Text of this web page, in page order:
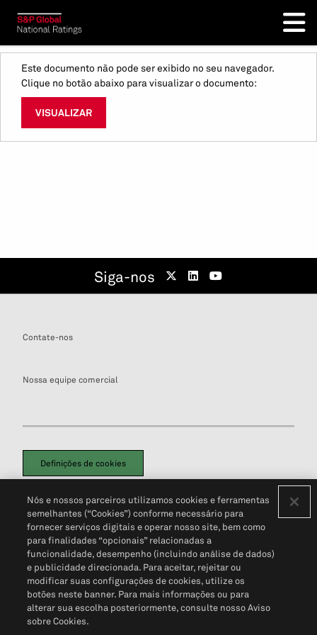
Este documento não pode ser exibido no seu navegador.
Clique no botão abaixo para visualizar o documento:
VISUALIZAR
Siga-nos
Contate-nos
Nossa equipe comercial
Definições de cookies
Política de PrivacidadePortal de privacidade do cliente (em inglês)
Não Venda Minhas Informações Pessoais© 2026 S&P Global
Nós e nossos parceiros utilizamos cookies e ferramentas
semelhantes (“Cookies”) conforme necessário para
fornecer serviços digitais e operar nosso site, bem como
para finalidades “opcionais” relacionadas a
funcionalidade, desempenho (incluindo análise de dados)
e publicidade direcionada. Para aceitar, rejeitar ou
modificar suas configurações de cookies, utilize os
botões neste banner. Para mais informações ou para
alterar sua escolha posteriormente, consulte nosso Aviso
sobre Cookies.